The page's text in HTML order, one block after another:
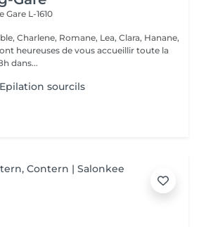
Gare L-1610
Charlene, Romane, Lea, Clara, Hanane,
heureuses de vous accueillir toute la
dans...
sourcils